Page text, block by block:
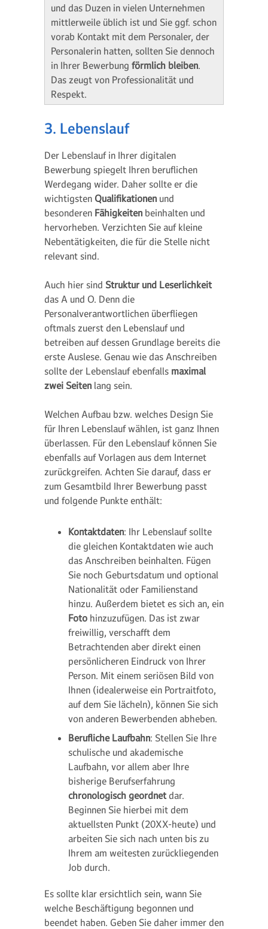
und das Duzen in vielen Unternehmen
mittlerweile üblich ist und Sie ggf. schon
vorab Kontakt mit dem Personaler, der
Personalerin hatten, sollten Sie dennoch
in Ihrer Bewerbung förmlich bleiben.
Das zeugt von Professionalität und
Respekt.
3. Lebenslauf
Der Lebenslauf in Ihrer digitalen
Bewerbung spiegelt Ihren beruflichen
Werdegang wider. Daher sollte er die
wichtigsten Qualifikationen und
besonderen Fähigkeiten beinhalten und
hervorheben. Verzichten Sie auf kleine
Nebentätigkeiten, die für die Stelle nicht
relevant sind.
Auch hier sind Struktur und Leserlichkeit
das A und O. Denn die
Personalverantwortlichen überfliegen
oftmals zuerst den Lebenslauf und
betreiben auf dessen Grundlage bereits die
erste Auslese. Genau wie das Anschreiben
sollte der Lebenslauf ebenfalls maximal
zwei Seiten lang sein.
Welchen Aufbau bzw. welches Design Sie
für Ihren Lebenslauf wählen, ist ganz Ihnen
überlassen. Für den Lebenslauf können Sie
ebenfalls auf Vorlagen aus dem Internet
zurückgreifen. Achten Sie darauf, dass er
zum Gesamtbild Ihrer Bewerbung passt
und folgende Punkte enthält:
Kontaktdaten: Ihr Lebenslauf sollte
die gleichen Kontaktdaten wie auch
das Anschreiben beinhalten. Fügen
Sie noch Geburtsdatum und optional
Nationalität oder Familienstand
hinzu. Außerdem bietet es sich an, ein
Foto hinzuzufügen. Das ist zwar
freiwillig, verschafft dem
Betrachtenden aber direkt einen
persönlicheren Eindruck von Ihrer
Person. Mit einem seriösen Bild von
Ihnen (idealerweise ein Portraitfoto,
auf dem Sie lächeln), können Sie sich
von anderen Bewerbenden abheben.
Berufliche Laufbahn: Stellen Sie Ihre
schulische und akademische
Laufbahn, vor allem aber Ihre
bisherige Berufserfahrung
chronologisch geordnetdar.
Beginnen Sie hierbei mit dem
aktuellsten Punkt (20XX-heute) und
arbeiten Sie sich nach unten bis zu
Ihrem am weitesten zurückliegenden
Job durch.
Es sollte klar ersichtlich sein, wann Sie
welche Beschäftigung begonnen und
beendet haben. Geben Sie daher immer den